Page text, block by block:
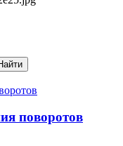
поворотов